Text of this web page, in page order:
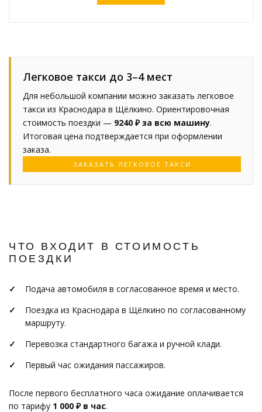
Легковое такси до 3–4 мест
Для небольшой компании можно заказать легковое
такси из Краснодара в Щёлкино. Ориентировочная
стоимость поездки — 9240 ₽ за всю машину.
Итоговая цена подтверждается при оформлении
заказа.
ЗАКАЗАТЬ ЛЕГКОВОЕ ТАКСИ
ЧТО ВХОДИТ В СТОИМОСТЬ
ПОЕЗДКИ
Подача автомобиля в согласованное время и место.
Поездка из Краснодара в Щёлкино по согласованному
маршруту.
Перевозка стандартного багажа и ручной клади.
Первый час ожидания пассажиров.
После первого бесплатного часа ожидание оплачивается
по тарифу 1 000 ₽ в час.